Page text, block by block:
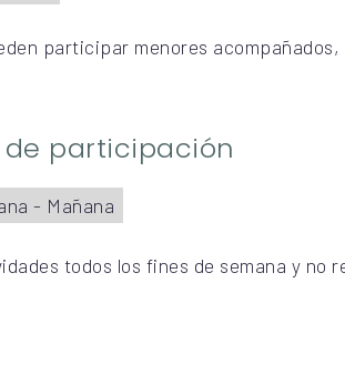
participar menores acompañados,
de participación
- Mañana
todos los fines de semana y no